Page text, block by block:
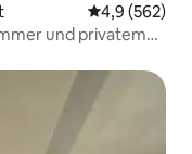
4,9 (562)
und privatem